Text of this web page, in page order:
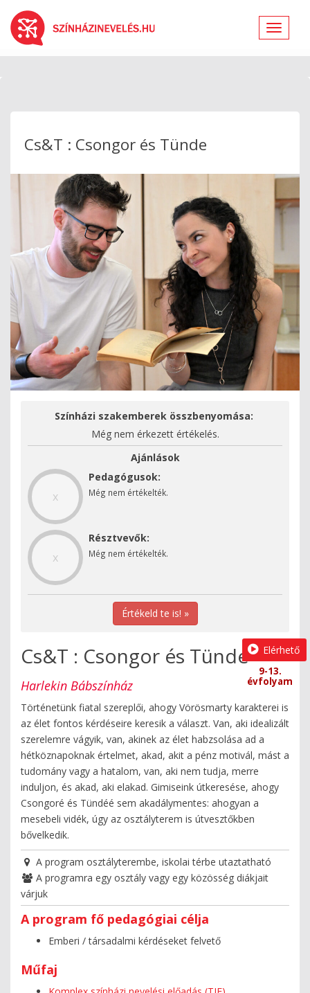
Toggle
Cs&T : Csongor és Tünde
Színházi szakemberek összbenyomása:
Még nem érkezett értékelés.
Ajánlások
x
Pedagógusok:
Még nem értékelték.
x
Résztvevők:
Még nem értékelték.
Értékeld te is! »
Cs&T : Csongor és Tünde
Harlekin Bábszínház
Történetünk fiatal szereplői, ahogy Vörösmarty karakterei is
az élet fontos kérdéseire keresik a választ. Van, aki idealizált
szerelemre vágyik, van, akinek az élet habzsolása ad a
hétköznapoknak értelmet, akad, akit a pénz motivál, mást a
tudomány vagy a hatalom, van, aki nem tudja, merre
induljon, és akad, aki elakad. Gimiseink útkeresése, ahogy
Csongoré és Tündéé sem akadálymentes: ahogyan a
mesebeli vidék, úgy az osztályterem is útvesztőkben
bővelkedik.
Elérhető
9-13.
évfolyam
A program osztályterembe, iskolai térbe utaztatható
A programra egy osztály vagy egy közösség diákjait
várjuk
A program fő pedagógiai célja
Emberi / társadalmi kérdéseket felvető
Műfaj